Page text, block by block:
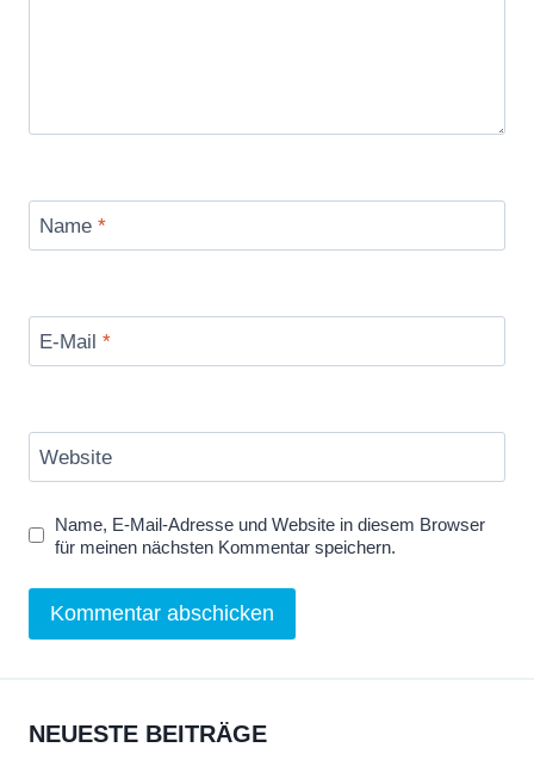
Name *
E-Mail *
Website
Name, E-Mail-Adresse und Website in diesem Browser
für meinen nächsten Kommentar speichern.
NEUESTE BEITRÄGE